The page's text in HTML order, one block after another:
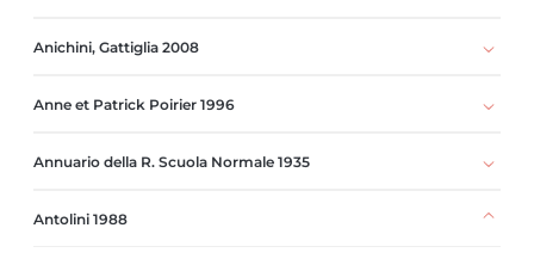
Anichini, Gattiglia 2008
Anne et Patrick Poirier 1996
Annuario della R. Scuola Normale 1935
Antolini 1988